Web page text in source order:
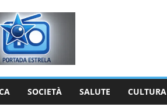
SOCIETÀ SALUTE CULTURA